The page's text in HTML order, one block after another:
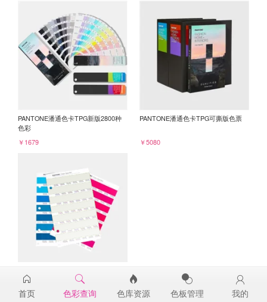
PANTONE潘通色卡TPG新版2800种
色彩
￥1679
PANTONE潘通色卡TPG可撕版色票
￥5080
12-5201TPG
￥98
首页 色彩查询 色库资源 色板管理 我的